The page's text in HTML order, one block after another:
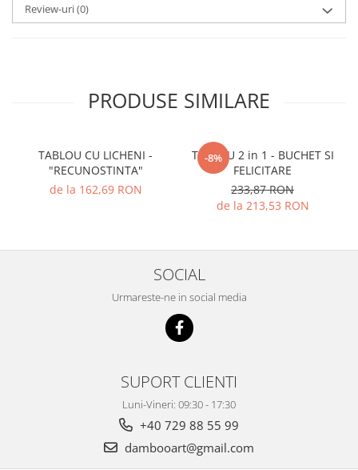
Review-uri(0)
PRODUSE SIMILARE
TABLOU CU LICHENI -
"RECUNOSTINTA"
de la 162,69 RON
-8%
TABLOU 2 in 1 - BUCHET SI
FELICITARE
233,87 RON
de la 213,53 RON
SOCIAL
Urmareste-ne in social media
SUPORT CLIENTI
Luni-Vineri: 09:30 - 17:30
+40 729 88 55 99
dambooart@gmail.com